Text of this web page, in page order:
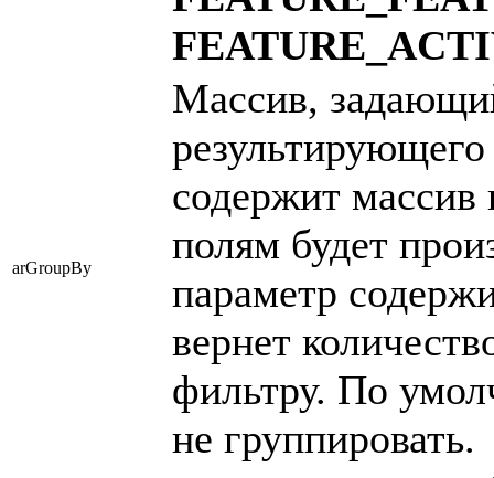
arGroupBy
Массив,
содержит массив
полям будет
параметр
вернет
фильтру. По
не группировать.